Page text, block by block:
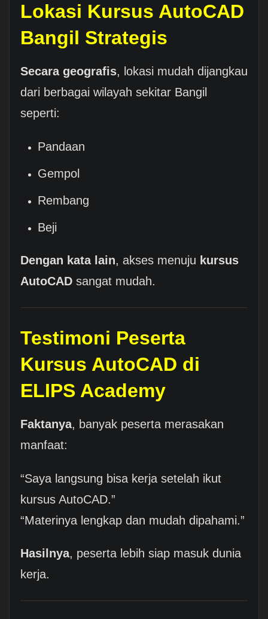
Lokasi Kursus AutoCAD
Bangil Strategis
Secara geografis, lokasi mudah dijangkau
dari berbagai wilayah sekitar Bangil
seperti:
Pandaan
Gempol
Rembang
Beji
Dengan kata lain, akses menuju kursus
AutoCAD sangat mudah.
Testimoni Peserta
Kursus AutoCAD di
ELIPS Academy
Faktanya, banyak peserta merasakan
manfaat:
“Saya langsung bisa kerja setelah ikut
kursus AutoCAD.”
“Materinya lengkap dan mudah dipahami.”
Hasilnya, peserta lebih siap masuk dunia
kerja.